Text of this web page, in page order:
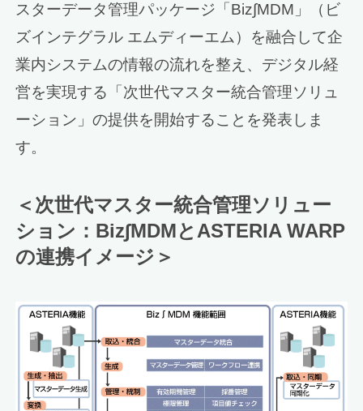
スターデータ管理パッケージ「Biz∫MDM」（ビ
ズインテグラル エムディーエム）を融合して企
業内システムの情報の流れを整え、デジタル経
営を実現する「次世代マスター統合管理ソリュ
ーション」の提供を開始することを発表しま
す。
＜次世代マスター統合管理ソリュー
ション：Biz∫MDMとASTERIA WARP
の連携イメージ＞